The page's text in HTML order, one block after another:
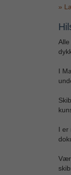
»
I
I er
Vær